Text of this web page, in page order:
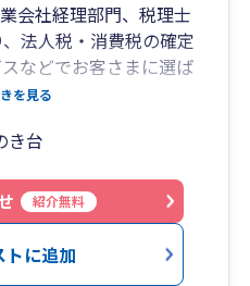
会社経理部門、税理士
法人税・消費税の確定
などでお客さまに選ば
ては、化学メーカーや
対応など幅広く企業の
きました。また、製造
岐にわたる業種で法人
応しています。素早
長期的な事業の拡大を
経理事務、経営管理の
を見る
き台
紹介無料
トに追加